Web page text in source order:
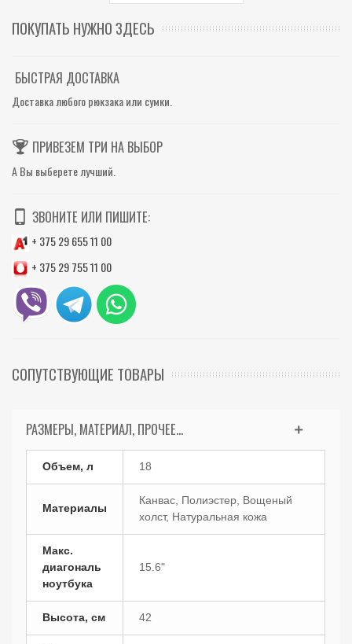
ПОКУПАТЬ НУЖНО ЗДЕСЬ
БЫСТРАЯ ДОСТАВКА
Доставка любого рюкзака или сумки.
ПРИВЕЗЕМ ТРИ НА ВЫБОР
А Вы выберете лучший.
ЗВОНИТЕ ИЛИ ПИШИТЕ:
+ 375 29 655 11 00
+ 375 29 755 11 00
СОПУТСТВУЮЩИЕ ТОВАРЫ
РАЗМЕРЫ, МАТЕРИАЛ, ПРОЧЕЕ...
Объем, л 18
Материалы
Канвас, Полиэстер, Вощеный
холст, Натуральная кожа
Макс.
диагональ
ноутбука
15.6"
Высота, см 42